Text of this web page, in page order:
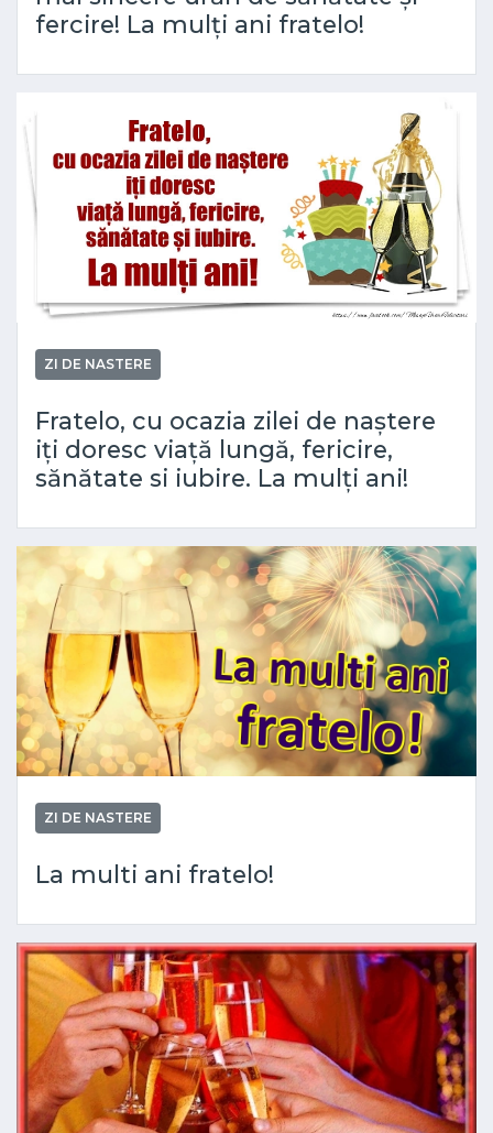
fercire! La mulți ani fratelo!
ZI DE NASTERE
Fratelo, cu ocazia zilei de naștere
iți doresc viață lungă, fericire,
sănătate si iubire. La mulți ani!
ZI DE NASTERE
La multi ani fratelo!